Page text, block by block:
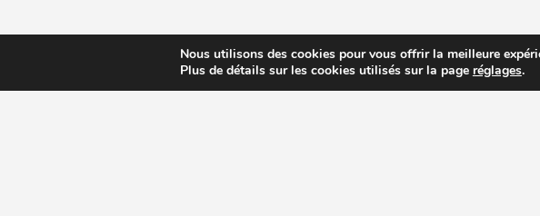
Nous utilisons des cookies pour vous offrir la meilleure
Plus de détails sur les cookies utilisés sur la page réglages.